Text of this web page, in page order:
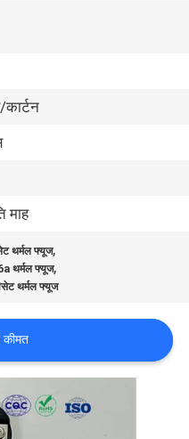
कार्टन
माह
थर्मल फ्यूज,
थर्मल फ्यूज,
थर्मल फ्यूज